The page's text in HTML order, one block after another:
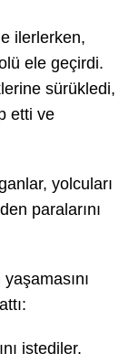
ilerlerken,
ele geçirdi.
sürükledi,
etti ve
yolcuları
paralarını
istediler.